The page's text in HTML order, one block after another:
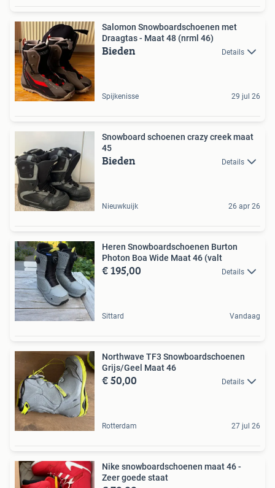
Salomon Snowboardschoenen met
Draagtas - Maat 48 (nrml 46)
Bieden Details
Spijkenisse 29 jul 26
Snowboard schoenen crazy creek maat
45
Bieden Details
Nieuwkuijk 26 apr 26
Heren Snowboardschoenen Burton
Photon Boa Wide Maat 46 (valt
€ 195,00 Details
Sittard Vandaag
Northwave TF3 Snowboardschoenen
Grijs/Geel Maat 46
€ 50,00 Details
Rotterdam 27 jul 26
Nike snowboardschoenen maat 46 -
Zeer goede staat